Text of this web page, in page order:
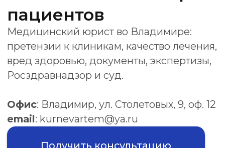
Офис
: Владимир, ул. Столетовых, 9, оф. 12
email: kurnevartem@ya.ru